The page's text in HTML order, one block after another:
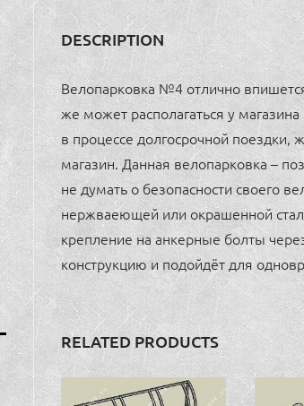
DESCRIPTION
Велопарковка №4 отлично
же может располагаться у
в процессе долгосрочной поездки,
магазин. Данная велопарковка –
не думать о безопасности своего
нержваеющей или окрашенной
крепление на анкерные болты
конструкцию и подойдёт для
RELATED PRODUCTS